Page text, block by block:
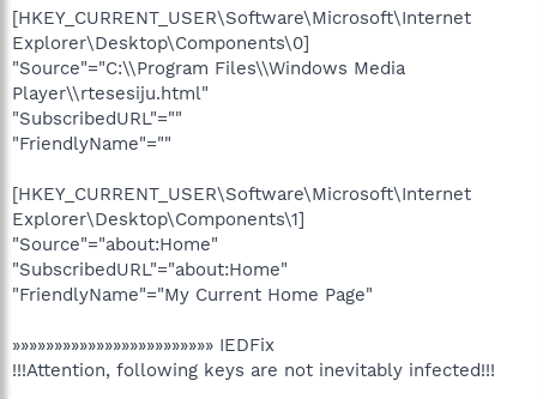
[HKEY_CURRENT_USER\Software\Microsoft\Internet
Explorer\Desktop\Components\0]
"Source"="C:\\Program Files\\Windows Media
Player\\rtesesiju.html"
"SubscribedURL"=""
"FriendlyName"=""
[HKEY_CURRENT_USER\Software\Microsoft\Internet
Explorer\Desktop\Components\1]
"Source"="about:Home"
"SubscribedURL"="about:Home"
"FriendlyName"="My Current Home Page"
»»»»»»»»»»»»»»»»»»»»»»»» IEDFix
!!!Attention, following keys are not inevitably infected!!!